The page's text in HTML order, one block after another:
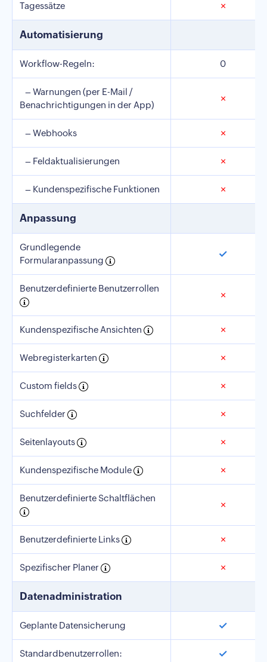
Tagessätze ✗
Automatisierung
Workflow-Regeln: 0
– Warnungen (per E-Mail /
Benachrichtigungen in der App)
✗
– Webhooks ✗
– Feldaktualisierungen ✗
– Kundenspezifische Funktionen ✗
Anpassung
Grundlegende
Formularanpassung
✓
Benutzerdefinierte Benutzerrollen
✗
Kundenspezifische Ansichten ✗
Webregisterkarten ✗
Custom fields ✗
Suchfelder ✗
Seitenlayouts ✗
Kundenspezifische Module ✗
Benutzerdefinierte Schaltflächen
✗
Benutzerdefinierte Links ✗
Spezifischer Planer ✗
Datenadministration
Geplante Datensicherung ✓
Standardbenutzerrollen: ✓